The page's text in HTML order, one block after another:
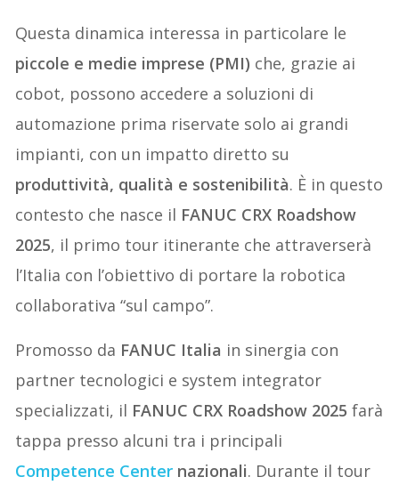
Questa dinamica interessa in particolare le
piccole e medie imprese (PMI) che, grazie ai
cobot, possono accedere a soluzioni di
automazione prima riservate solo ai grandi
impianti, con un impatto diretto su
produttività, qualità e sostenibilità. È in questo
contesto che nasce il FANUC CRX Roadshow
2025, il primo tour itinerante che attraverserà
l’Italia con l’obiettivo di portare la robotica
collaborativa “sul campo”.
Promosso da FANUC Italia in sinergia con
partner tecnologici e system integrator
specializzati, il FANUC CRX Roadshow 2025 farà
tappa presso alcuni tra i principali
Competence Center nazionali. Durante il tour